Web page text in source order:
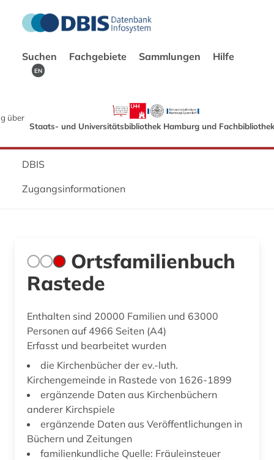
Suchen Fachgebiete Sammlungen Hilfe
EN
über
Staats- und Universitätsbibliothek Hamburg und
DBIS
Zugangsinformationen
Ortsfamilienbuch
Rastede
Enthalten sind 20000 Familien und 63000
Personen auf 4966 Seiten (A4)
Erfasst und bearbeitet wurden
die Kirchenbücher der ev.-luth.
Kirchengemeinde in Rastede von 1626-1899
ergänzende Daten aus Kirchenbüchern
anderer Kirchspiele
ergänzende Daten aus Veröffentlichungen in
Büchern und Zeitungen
familienkundliche Quelle: Fräuleinsteuer